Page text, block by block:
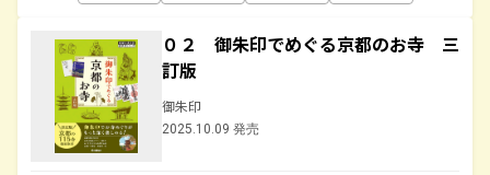
０２ 御朱印でめぐる京都のお寺 三
訂版
御朱印
2025.10.09 発売